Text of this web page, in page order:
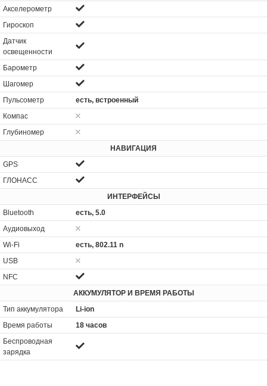
Акселерометр
Гироскоп
Датчик
освещенности
Барометр
Шагомер
Пульсометр
есть, встроенный
Компас
Глубиномер
НАВИГАЦИЯ
GPS
ГЛОНАСС
ИНТЕРФЕЙСЫ
Bluetooth
есть, 5.0
Аудиовыход
Wi-Fi
есть, 802.11 n
USB
NFC
АККУМУЛЯТОР И ВРЕМЯ РАБОТЫ
Тип аккумулятора
Li-ion
Время работы
18 часов
Беспроводная
зарядка